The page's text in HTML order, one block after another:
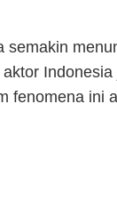
fenomena ini